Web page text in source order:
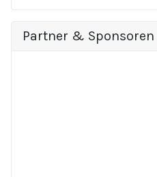
Partner & Sponsoren